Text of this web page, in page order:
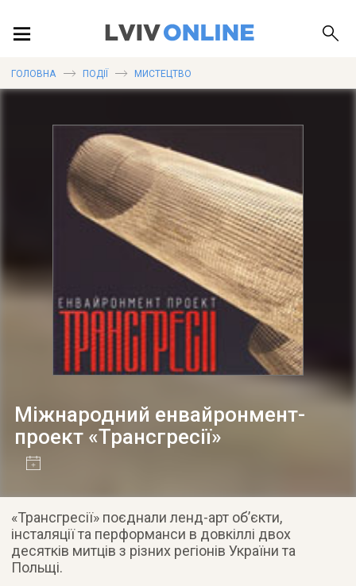
ПУБЛІКАЦІЇ
ДОВІДКА
ГОЛОВНА ПОДІЇ МИСТЕЦТВО
Міжнародний енвайронмент-
проект «Трансгресії»
«Трансгресії» поєднали ленд-арт об’єкти,
інсталяції та перформанси в довкіллі двох
десятків митців з різних регіонів України та
Польщі.